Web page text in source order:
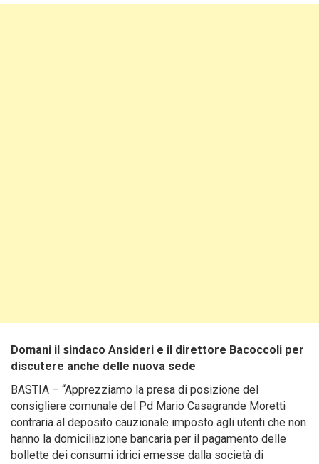
Domani il sindaco Ansideri e il direttore Bacoccoli per
discutere anche delle nuova sede
BASTIA – “Apprezziamo la presa di posizione del
consigliere comunale del Pd Mario Casagrande Moretti
contraria al deposito cauzionale imposto agli utenti che non
hanno la domiciliazione bancaria per il pagamento delle
bollette dei consumi idrici emesse dalla società di